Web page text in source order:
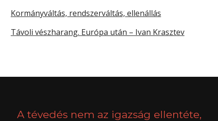
Kormányváltás, rendszerváltás, ellenállás
Távoli vészharang. Európa után – Ivan Krasztev
A tévedés nem az igazság ellentéte,